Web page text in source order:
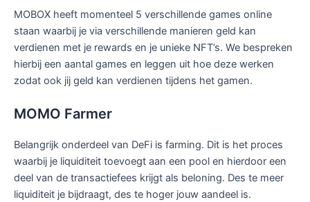
MOBOX heeft momenteel 5 verschillende games online
staan waarbij je via verschillende manieren geld kan
verdienen met je rewards en je unieke NFT’s. We bespreken
hierbij een aantal games en leggen uit hoe deze werken
zodat ook jij geld kan verdienen tijdens het gamen.
MOMO Farmer
Belangrijk onderdeel van DeFi is farming. Dit is het proces
waarbij je liquiditeit toevoegt aan een pool en hierdoor een
deel van de transactiefees krijgt als beloning. Des te meer
liquiditeit je bijdraagt, des te hoger jouw aandeel is.